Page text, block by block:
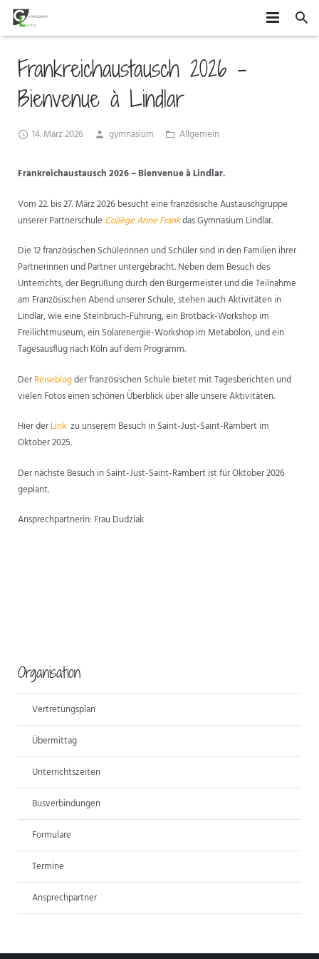
SCHÜLER
WETTBEWERBE UND ZUSATZQUALIFIKATIONEN
EHEMALIGE
STUFENINFO
KONZEPTE
FÖRDERUNG UND BERATUNG
ÜBERMITTAG
UNTERRICHTSZEITEN
BUSVERBINDUNGEN
FORMULARE
ANSPRECHPARTNER
ELTERNMITWIRKUNG
GRUNDSCHÜLER
FÖRDERVEREIN
NEWS
KONTAKT
Frankreichaustausch 2026 –
Bienvenue à Lindlar
14. März 2026 gymnasium Allgemein
Frankreichaustausch 2026 –Bienvenue à Lindlar.
Vom 22. bis 27. März 2026 besucht eine französische Austauschgruppe
unserer PartnerschuleCollège Anne Frankdas Gymnasium Lindlar.
Die 12 französischen Schülerinnen und Schüler sind in den Familien ihrer
Partnerinnen und Partner untergebracht. Neben dem Besuch des
Unterrichts, der Begrüßung durch den Bürgermeister und die Teilnahme
am Französischen Abend unserer Schule, stehen auch Aktivitäten in
Lindlar, wie eine Steinbruch-Führung, ein Brotback-Workshop im
Freilichtmuseum, ein Solarenergie-Workshop im Metabolon, und ein
Tagesausflug nach Köln auf dem Programm.
DerReiseblogder französischen Schule bietet mit Tagesberichten und
vielen Fotos einen schönen Überblick über alle unsere Aktivitäten.
Hier derLink zu unserem Besuch in Saint-Just-Saint-Rambert im
Oktober 2025.
Der nächste Besuch in Saint-Just-Saint-Rambert ist für Oktober 2026
geplant.
Ansprechpartnerin: Frau Dudziak
Organisation
Vertretungsplan
Übermittag
Unterrichtszeiten
Busverbindungen
Formulare
Termine
Ansprechpartner